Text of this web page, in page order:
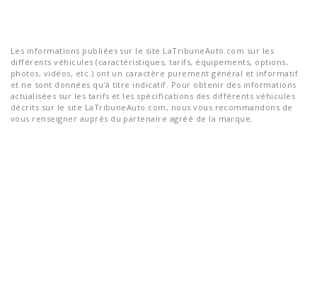
Les informations publiées sur le site LaTribuneAuto.com sur les
différents véhicules (caractéristiques, tarifs, équipements, options,
photos, vidéos, etc.) ont un caractère purement général et informatif
et ne sont données qu'à titre indicatif. Pour obtenir des informations
actualisées sur les tarifs et les spécifications des différents véhicules
décrits sur le site LaTribuneAuto.com, nous vous recommandons de
vous renseigner auprès du partenaire agréé de la marque.